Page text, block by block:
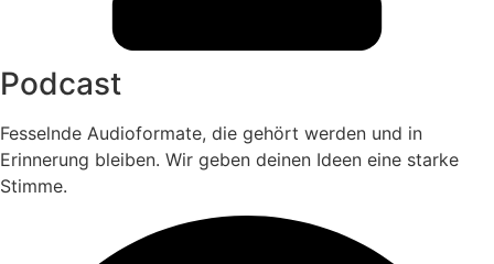
Podcast
Fesselnde Audioformate, die gehört werden und in
Erinnerung bleiben. Wir geben deinen Ideen eine starke
Stimme.